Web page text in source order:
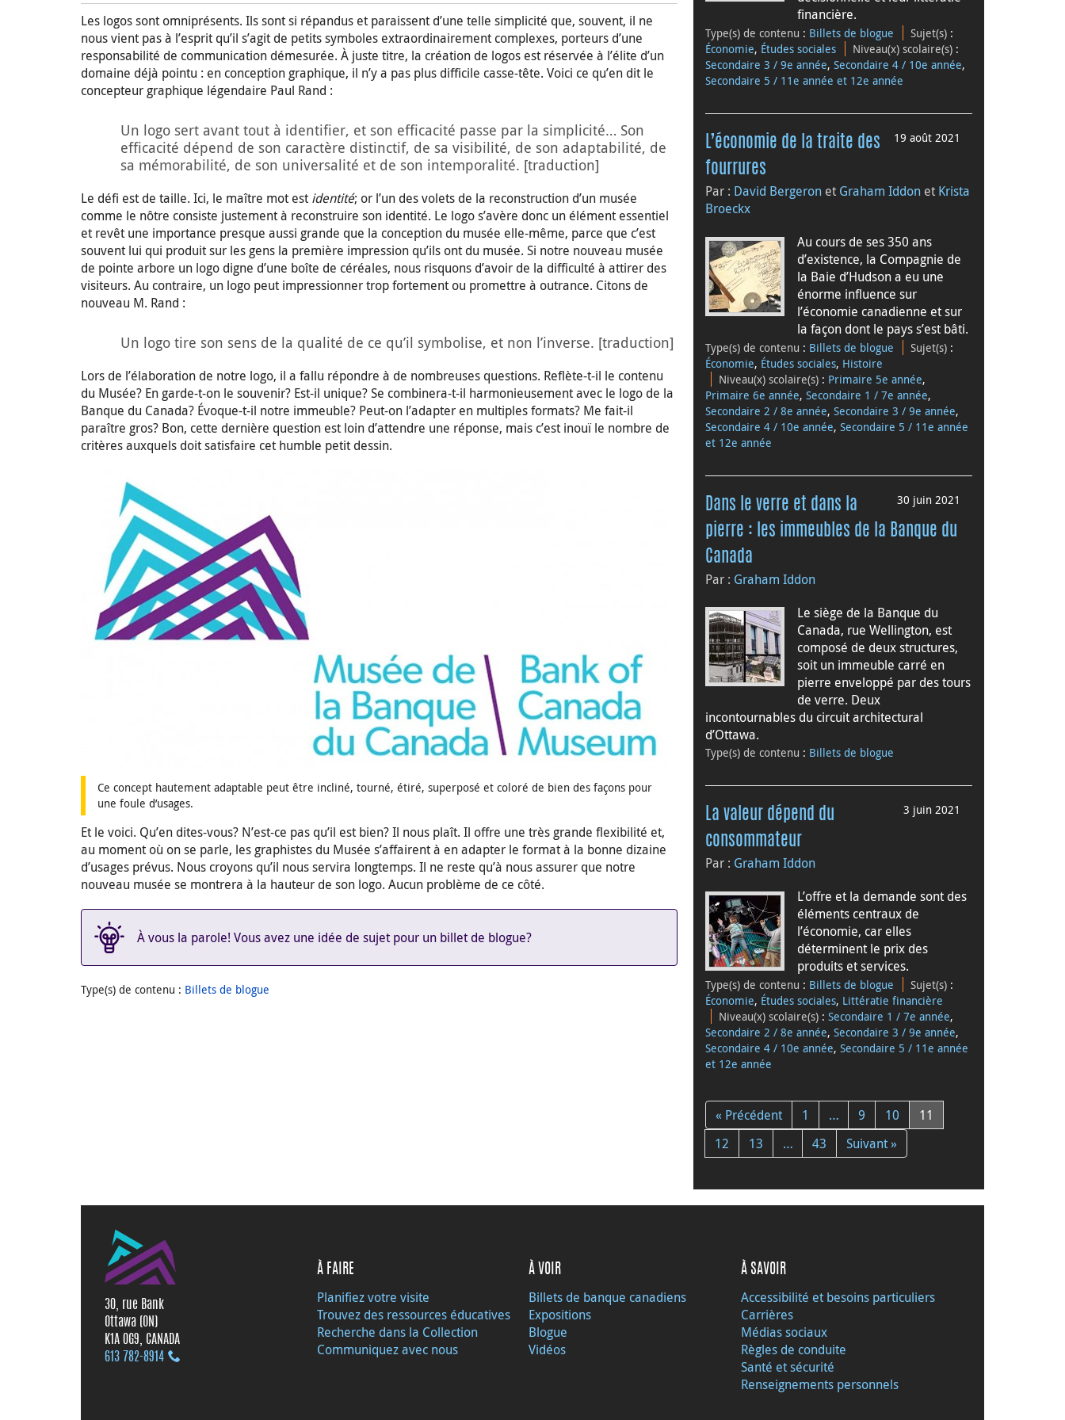
Les logos sont omniprésents. Ils sont si répandus et paraissent d’une telle simplicité que, souvent, il ne
nous vient pas à l’esprit qu’il s’agit de petits symboles extraordinairement complexes, porteurs d’une
responsabilité de communication démesurée. À juste titre, la création de logos est réservée à l’élite d’un
domaine déjà pointu : en conception graphique, il n’y a pas plus difficile casse-tête. Voici ce qu’en dit le
concepteur graphique légendaire Paul Rand :
Un logo sert avant tout à identifier, et son efficacité passe par la simplicité… Son
efficacité dépend de son caractère distinctif, de sa visibilité, de son adaptabilité, de
sa mémorabilité, de son universalité et de son intemporalité. [traduction]
Le défi est de taille. Ici, le maître mot est identité; or l’un des volets de la reconstruction d’un musée
comme le nôtre consiste justement à reconstruire son identité. Le logo s’avère donc un élément essentiel
et revêt une importance presque aussi grande que la conception du musée elle-même, parce que c’est
souvent lui qui produit sur les gens la première impression qu’ils ont du musée. Si notre nouveau musée
de pointe arbore un logo digne d’une boîte de céréales, nous risquons d’avoir de la difficulté à attirer des
visiteurs. Au contraire, un logo peut impressionner trop fortement ou promettre à outrance. Citons de
nouveau M. Rand :
Un logo tire son sens de la qualité de ce qu’il symbolise, et non l’inverse. [traduction]
Lors de l’élaboration de notre logo, il a fallu répondre à de nombreuses questions. Reflète-t-il le contenu
du Musée? En garde-t-on le souvenir? Est-il unique? Se combinera-t-il harmonieusement avec le logo de la
Banque du Canada? Évoque-t-il notre immeuble? Peut-on l’adapter en multiples formats? Me fait-il
paraître gros? Bon, cette dernière question est loin d’attendre une réponse, mais c’est inouï le nombre de
critères auxquels doit satisfaire cet humble petit dessin.
Ce concept hautement adaptable peut être incliné, tourné, étiré, superposé et coloré de bien des façons pour
une foule d’usages.
Et le voici. Qu’en dites-vous? N’est-ce pas qu’il est bien? Il nous plaît. Il offre une très grande flexibilité et,
au moment où on se parle, les graphistes du Musée s’affairent à en adapter le format à la bonne dizaine
d’usages prévus. Nous croyons qu’il nous servira longtemps. Il ne reste qu’à nous assurer que notre
nouveau musée se montrera à la hauteur de son logo. Aucun problème de ce côté.
À vous la parole! Vous avez une idée de sujet pour un billet de blogue?
Type(s) de contenu : Billets de blogue
financière.
Type(s) de contenu : Billets de blogue Sujet(s) :
Économie, Études sociales Niveau(x) scolaire(s) :
Secondaire 3 / 9e année,Secondaire 4 / 10e année,
Secondaire 5 / 11e année et 12e année
19 août 2021
L’économie de la traite des
fourrures
Par : David Bergeron et Graham Iddon et Krista
Broeckx
Au cours de ses 350 ans
d’existence, la Compagnie de
la Baie d’Hudson a eu une
énorme influence sur
l’économie canadienne et sur
la façon dont le pays s’est bâti.
Type(s) de contenu : Billets de blogue Sujet(s) :
Économie, Études sociales, Histoire
Niveau(x) scolaire(s) : Primaire 5e année,
Primaire 6e année,Secondaire 1 / 7e année,
Secondaire 2 / 8e année,Secondaire 3 / 9e année,
Secondaire 4 / 10e année,Secondaire 5 / 11e année
et 12e année
30 juin 2021
Dans le verre et dans la
pierre : les immeubles de la Banque du
Canada
Par : Graham Iddon
Le siège de la Banque du
Canada, rue Wellington, est
composé de deux structures,
soit un immeuble carré en
pierre enveloppé par des tours
de verre. Deux
incontournables du circuit architectural
d’Ottawa.
Type(s) de contenu : Billets de blogue
3 juin 2021
La valeur dépend du
consommateur
Par : Graham Iddon
L’offre et la demande sont des
éléments centraux de
l’économie, car elles
déterminent le prix des
produits et services.
Type(s) de contenu : Billets de blogue Sujet(s) :
Économie, Études sociales, Littératie financière
Niveau(x) scolaire(s) : Secondaire 1 / 7e année,
Secondaire 2 / 8e année,Secondaire 3 / 9e année,
Secondaire 4 / 10e année,Secondaire 5 / 11e année
et 12e année
« Précédent 1 … 9 10
11
12
13 … 43 Suivant »
30, rue Bank
Ottawa (ON)
K1A 0G9, CANADA
613 782‑8914
À FAIRE
Planifiez votre visite
Trouvez des ressources éducatives
Recherche dans la Collection
Communiquez avec nous
À VOIR
Billets de banque canadiens
Expositions
Blogue
Vidéos
À SAVOIR
Accessibilité et besoins particuliers
Carrières
Médias sociaux
Règles de conduite
Santé et sécurité
Renseignements personnels